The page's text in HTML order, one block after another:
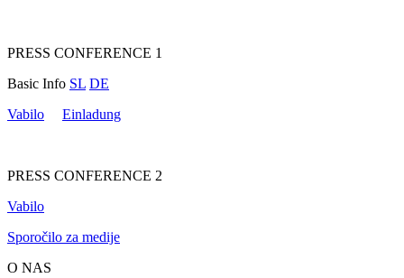
PRESS CONFERENCE 1
Basic Info SL DE
Vabilo
Einladung
PRESS CONFERENCE 2
Vabilo
Sporočilo za medije
O NAS